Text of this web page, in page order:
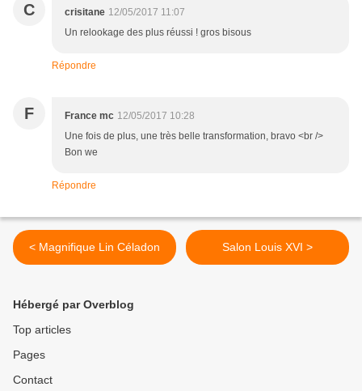
C crisitane 12/05/2017 11:07
Un relookage des plus réussi ! gros bisous
Répondre
F France mc 12/05/2017 10:28
Une fois de plus, une très belle transformation, bravo <br />
Bon we
Répondre
< Magnifique Lin Céladon Salon Louis XVI >
Hébergé par Overblog
Top articles
Pages
Contact